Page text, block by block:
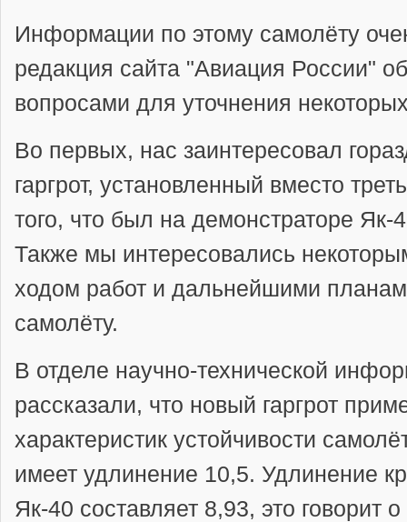
Информации по этому самолёту
редакция сайта "Авиация России"
вопросами для уточнения
Во первых, нас заинтересовал
гаргрот, установленный вместо
того, что был на демонстраторе Як-
Также мы интересовались
ходом работ и дальнейшими
самолёту.
В отделе научно-технической
рассказали, что новый гаргрот
характеристик устойчивости
имеет удлинение 10,5. Удлинение
Як-40 составляет 8,93, это говорит